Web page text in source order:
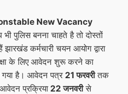
New Vacancy
पुलिस बनना चाहते है तो दोस्तों
कर्मचारी चयन आयोग द्वारा
के लिए आवेदन शुरू करने का
गया है। आवेदन पत्र 21 फरवरीतक
प्रक्रिया22 जनवरीसे